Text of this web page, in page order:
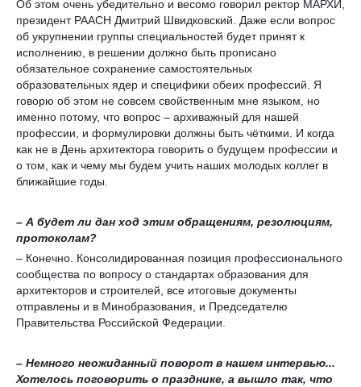
Об этом очень убедительно и весомо говорил ректор МАРХИ,
президент РААСН Дмитрий Швидковский. Даже если вопрос
об укрупнении группы специальностей будет принят к
исполнению, в решении должно быть прописано
обязательное сохранение самостоятельных
образовательных ядер и специфики обеих профессий. Я
говорю об этом не совсем свойственным мне языком, но
именно потому, что вопрос – архиважный для нашей
профессии, и формулировки должны быть чёткими. И когда
как не в День архитектора говорить о будущем профессии и
о том, как и чему мы будем учить наших молодых коллег в
ближайшие годы.
– А будет ли дан ход этим обращениям, резолюциям,
протоколам?
– Конечно. Консолидированная позиция профессионального
сообщества по вопросу о стандартах образования для
архитекторов и строителей, все итоговые документы
отправлены и в Минобразования, и Председателю
Правительства Российской Федерации.
– Немного неожиданный поворот в нашем интервью...
Хотелось поговорить о празднике, а вышло так, что